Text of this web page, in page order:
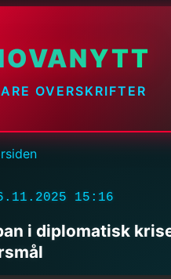
OVERSKRIFTER
15:16
i diplomatisk